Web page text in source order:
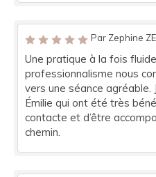
Par Zephine
Une pratique à la fois
professionnalisme nous
vers une séance agréable.
Émilie qui ont été très
contacte et d’être
chemin.